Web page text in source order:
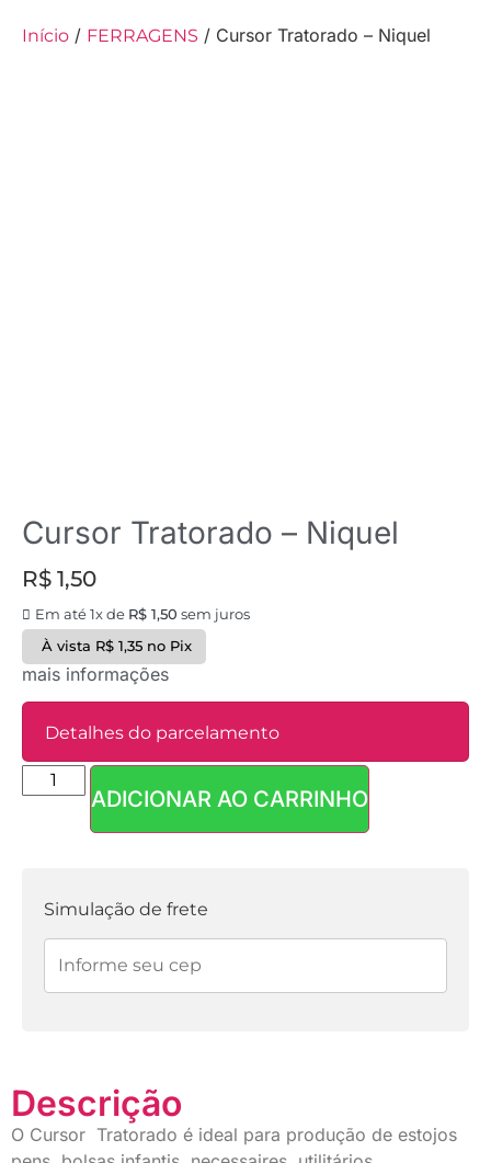
Início / FERRAGENS / Cursor Tratorado – Niquel
Cursor Tratorado – Niquel
R$ 1,50
Em até 1x de R$ 1,50 sem juros
À vista R$1,35 no Pix
mais informações
Detalhes do parcelamento
Parcelas:ADICIONAR AO CARRINHO
Simulação de frete
Descrição
O Cursor Tratorado é ideal para produção de estojos